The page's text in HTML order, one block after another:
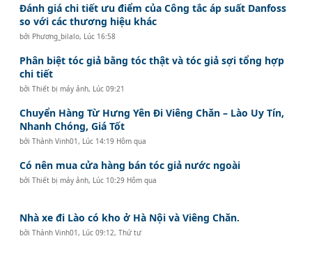
Đánh giá chi tiết ưu điểm của Công tắc áp suất Danfoss
so với các thương hiệu khác
bởi Phương_bilalo, Lúc 16:58
Phân biệt tóc giả bằng tóc thật và tóc giả sợi tổng hợp
chi tiết
bởiThiết bị máy ảnh, Lúc 09:21
Chuyển Hàng Từ Hưng Yên Đi Viêng Chăn – Lào Uy Tín,
Nhanh Chóng, Giá Tốt
bởiThành Vinh01 , Lúc 14:19 Hôm qua
Có nên mua cửa hàng bán tóc giả nước ngoài
bởiThiết bị máy ảnh, Lúc 10:29 Hôm qua
Nhà xe đi Lào có kho ở Hà Nội và Viêng Chăn.
bởiThành Vinh01 , Lúc 09:12, Thứ tư